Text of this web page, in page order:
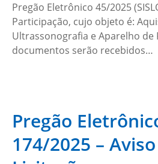
Pregão Eletrônico 45/2025
Participação, cujo objeto é:
Ultrassonografia e Aparelho de
documentos serão recebidos…
Pregão
174/2025 –